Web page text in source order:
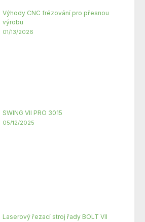
Výhody CNC frézování pro přesnou
výrobu
01/13/2026
SWING VII PRO 3015
05/12/2025
Laserový řezací stroj řady BOLT VII